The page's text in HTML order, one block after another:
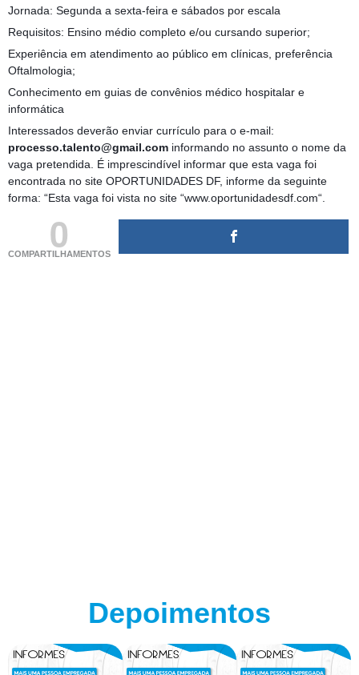
Jornada: Segunda a sexta-feira e sábados por escala
Requisitos: Ensino médio completo e/ou cursando superior;
Experiência em atendimento ao público em clínicas, preferência
Oftalmologia;
Conhecimento em guias de convênios médico hospitalar e
informática
Interessados deverão enviar currículo para o e-mail:
processo.talento@gmail.com informando no assunto o nome da
vaga pretendida. É imprescindível informar que esta vaga foi
encontrada no site OPORTUNIDADES DF, informe da seguinte
forma: “Esta vaga foi vista no site “www.oportunidadesdf.com“.
0
COMPARTILHAMENTOS
Depoimentos